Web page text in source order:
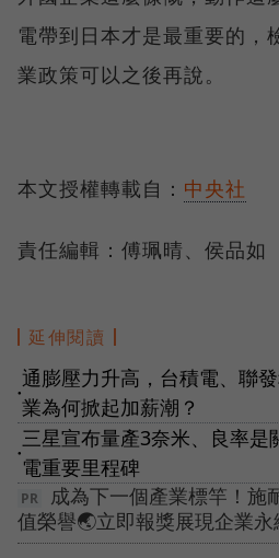
電帶到日本才是最重要的，
業政策可以之後再說。
本文授權轉載自： 中央社
責任編輯：傅珮晴、侯品如
延伸閱讀
●
通膨壓力升高，台積電、聯
業為何掀起加薪潮？
●
三星宣布量產3奈米、良率是
電重要里程碑
成為下一個產業標竿！施
值榮譽🌏立即報獎展現企業